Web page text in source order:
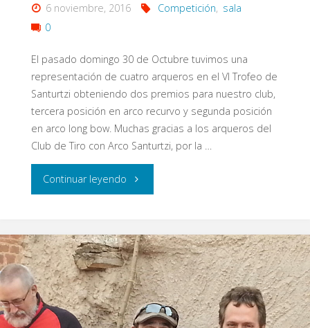
6 noviembre, 2016 Competición, sala
0
El pasado domingo 30 de Octubre tuvimos una
representación de cuatro arqueros en el VI Trofeo de
Santurtzi obteniendo dos premios para nuestro club,
tercera posición en arco recurvo y segunda posición
en arco long bow. Muchas gracias a los arqueros del
Club de Tiro con Arco Santurtzi, por la …
Continuar leyendo "VI
Santurtzi
Tiro
con